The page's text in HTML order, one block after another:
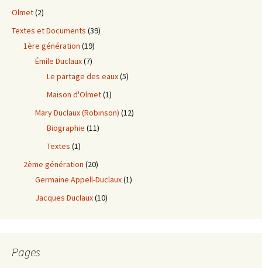
Olmet(2)
Textes et Documents (39)
1ère génération (19)
Émile Duclaux(7)
Le partage des eaux(5)
Maison d'Olmet(1)
Mary Duclaux (Robinson) (12)
Biographie (11)
Textes (1)
2ème génération (20)
Germaine Appell-Duclaux(1)
Jacques Duclaux(10)
Pages